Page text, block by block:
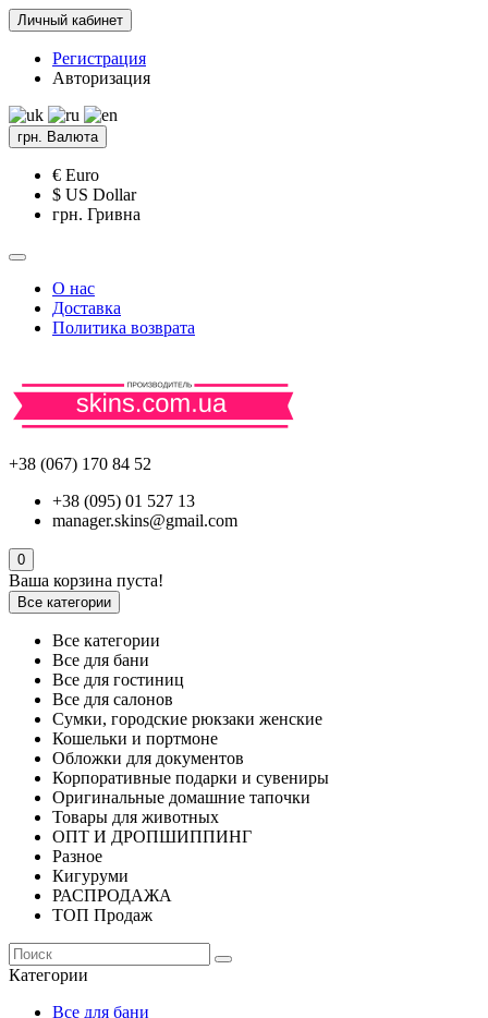
Личный кабинет
Регистрация
Авторизация
грн. Валюта
€ Euro
$ US Dollar
грн. Гривна
О нас
Доставка
Политика возврата
+38 (067) 170 84 52
+38 (095) 01 527 13
manager.skins@gmail.com
0
Ваша корзина пуста!
Все категории
Все категории
Все для бани
Все для гостиниц
Все для салонов
Сумки, городские рюкзаки женские
Кошельки и портмоне
Обложки для документов
Корпоративные подарки и сувениры
Оригинальные домашние тапочки
Товары для животных
ОПТ И ДРОПШИППИНГ
Разное
Кигуруми
РАСПРОДАЖА
ТОП Продаж
Категории
Все для бани